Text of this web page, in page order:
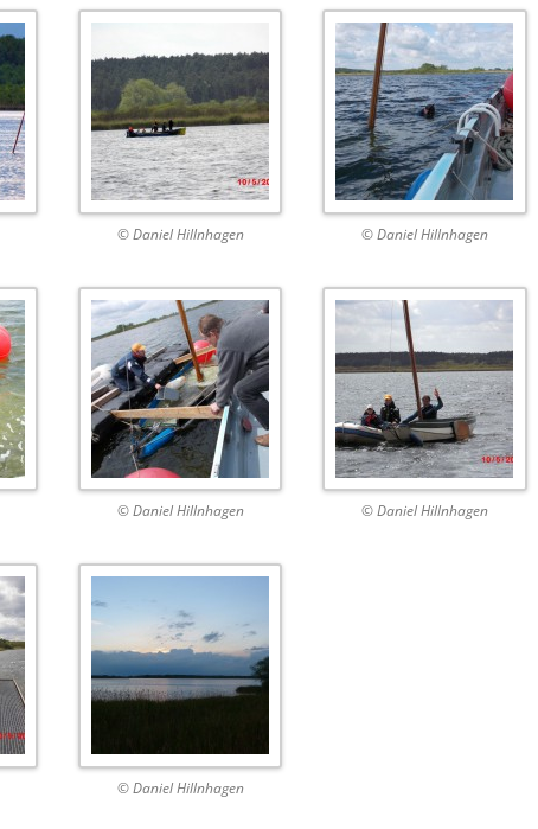
© Daniel Hillnhagen © Daniel Hillnhagen
© Daniel Hillnhagen © Daniel Hillnhagen
© Daniel Hillnhagen